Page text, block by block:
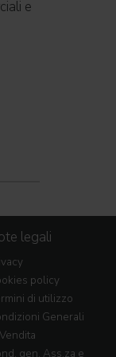
e
legali
policy
di utilizzo
Generali
gen. Ass.za e